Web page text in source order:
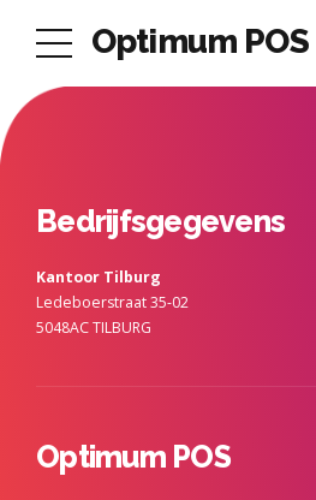
Optimum POS
Bedrijfsgegevens
Kantoor Tilburg
Ledeboerstraat 35-02
5048AC TILBURG
Optimum POS